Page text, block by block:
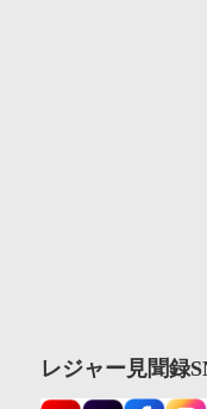
レジャー見聞録